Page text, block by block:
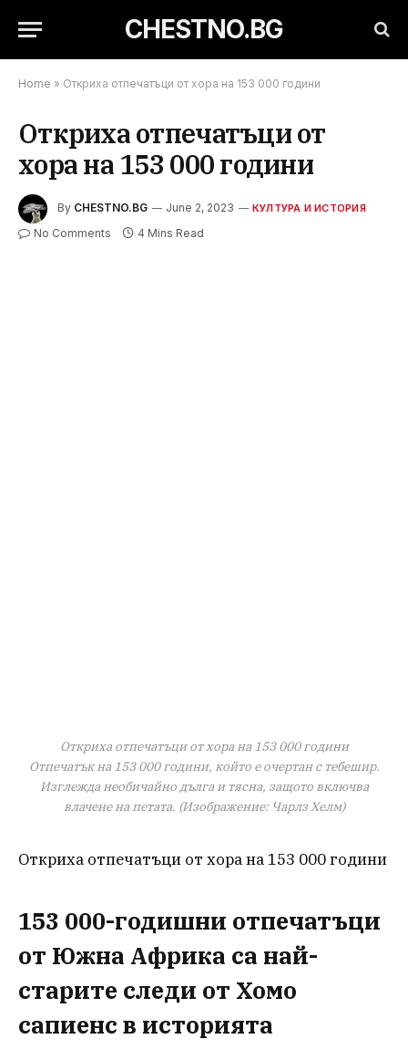
CHESTNO.BG
Home » Откриха отпечатъци от хора на 153 000 години
Откриха отпечатъци от
хора на 153 000 години
By CHESTNO.BG June 2, 2023 КУЛТУРА И ИСТОРИЯ
No Comments 4 Mins Read
Откриха отпечатъци от хора на 153 000 години
Отпечатък на 153 000 години, който е очертан с тебешир.
Изглежда необичайно дълга и тясна, защото включва
влачене на петата. (Изображение: Чарлз Хелм)
Откриха отпечатъци от хора на 153 000 години
153 000-годишни отпечатъци
от Южна Африка са най-
старите следи от Хомо
сапиенс в историята